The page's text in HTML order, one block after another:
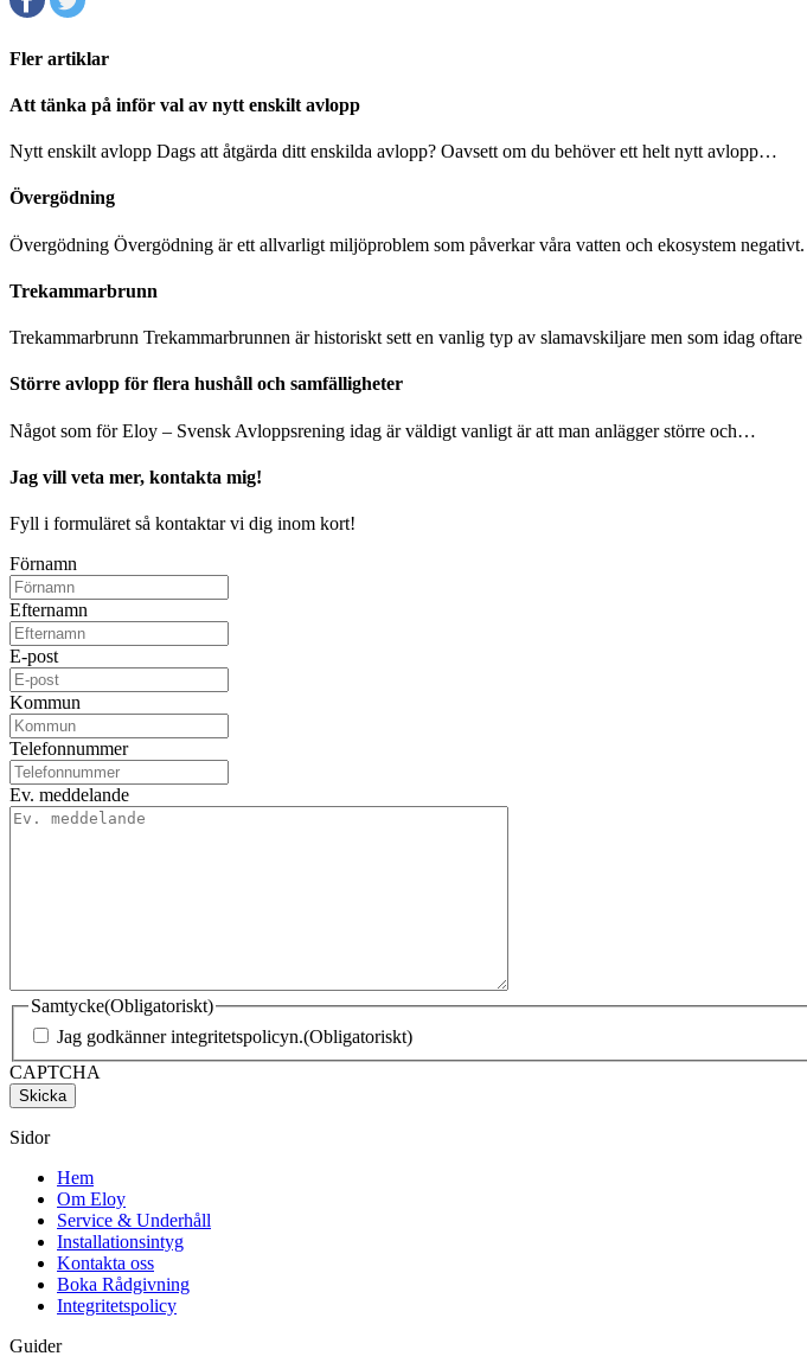
Fler artiklar
Att tänka på inför val av nytt enskilt avlopp
Nytt enskilt avlopp Dags att åtgärda ditt enskilda avlopp? Oavsett om du behöver ett helt nytt avlopp…
Övergödning
Övergödning Övergödning är ett allvarligt miljöproblem som påverkar våra vatten och ekosystem
Trekammarbrunn
Trekammarbrunn Trekammarbrunnen är historiskt sett en vanlig typ av slamavskiljare men som idag
Större avlopp för flera hushåll och samfälligheter
Något som för Eloy – Svensk Avloppsrening idag är väldigt vanligt är att man anlägger större och…
Jag vill veta mer, kontakta mig!
Fyll i formuläret så kontaktar vi dig inom kort!
Förnamn
Efternamn
E-post
Kommun
Telefonnummer
Ev. meddelande
Samtycke(Obligatoriskt)
Jag godkänner integritetspolicyn.(Obligatoriskt)
CAPTCHA
Sidor
Hem
Om Eloy
Service & Underhåll
Installationsintyg
Kontakta oss
Boka Rådgivning
Integritetspolicy
Guider